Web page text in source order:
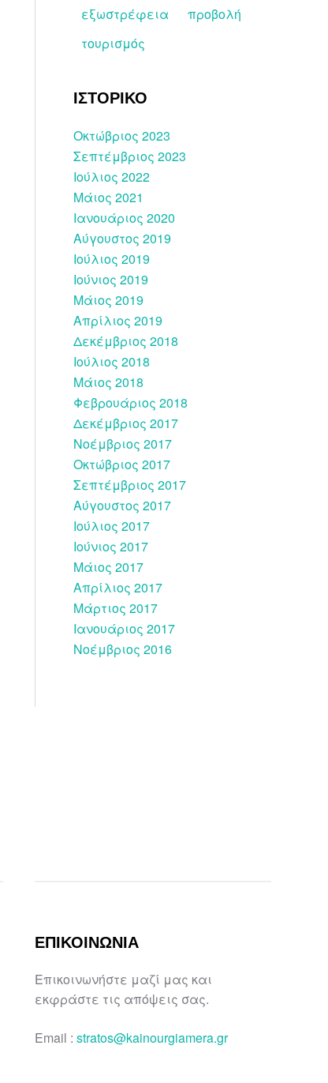
εξωστρέφεια
προβολή
τουρισμός
ΙΣΤΟΡΙΚΟ
Οκτώβριος 2023
Σεπτέμβριος 2023
Ιούλιος 2022
Μάιος 2021
Ιανουάριος 2020
Αύγουστος 2019
Ιούλιος 2019
Ιούνιος 2019
Μάιος 2019
Απρίλιος 2019
Δεκέμβριος 2018
Ιούλιος 2018
Μάιος 2018
Φεβρουάριος 2018
Δεκέμβριος 2017
Νοέμβριος 2017
Οκτώβριος 2017
Σεπτέμβριος 2017
Αύγουστος 2017
Ιούλιος 2017
Ιούνιος 2017
Μάιος 2017
Απρίλιος 2017
Μάρτιος 2017
Ιανουάριος 2017
Νοέμβριος 2016
ΕΠΙΚΟΙΝΩΝΙΑ
Επικοινωνήστε μαζί μας και
εκφράστε τις απόψεις σας.
Email : stratos@kainourgiamera.gr